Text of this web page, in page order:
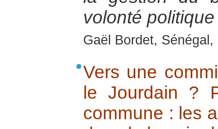
volonté
Gaël Bordet,
Vers une
le Jourdain ?
commune : les